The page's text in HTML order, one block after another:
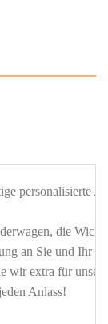
personalisierte
die
wir extra für